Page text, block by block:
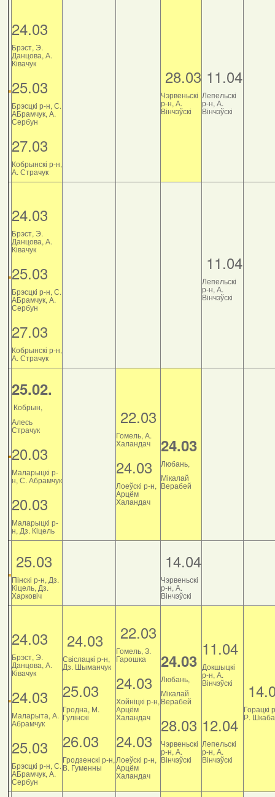
24.03
Брэст, Э.
Данцова, А.
Ківачук
25.03
Брэсцкі р-н, С.
АБрамчук, А.
Сербун
27.03
Кобрынскі р-н,
А. Страчук
28.03
Чэрвеньскі
р-н, А.
Вінчэўскі
11.04
Лепельскі
р-н, А.
Вінчэўскі
24.03
Брэст, Э.
Данцова, А.
Ківачук
25.03
Брэсцкі р-н, С.
АБрамчук, А.
Сербун
27.03
Кобрынскі р-н,
А. Страчук
11.04
Лепельскі
р-н, А.
Вінчэўскі
25.02.
Кобрын,
Алесь
Страчук
20.03
Маларыцкі р-
н, С. Абрамчук
20.03
Маларыцкі р-
н, Дз. Кіцель
22.03
Гомель, А.
Халандач
24.03
Лоеўскі р-н,
Арцём
Халандач
24.03
Любань,
Мікалай
Верабей
25.03
Пінскі р-н, Дз.
Кіцель, Дз.
Харковіч
14.04
Чэрвеньскі
р-н, А.
Вінчэўскі
24.03
Брэст, Э.
Данцова, А.
Ківачук
24.03
Маларыта, А.
Абрамчук
25.03
Брэсцкі р-н, С.
АБрамчук, А.
Сербун
24.03
Свіслацкі р-н,
Дз. Шыманчук
25.03
Гродна, М.
Гулінскі
26.03
Гродзенскі р-н,
В. Гуменны
22.03
Гомель, З.
Гарошка
24.03
Хойніцкі р-н,
Арцём
Халандач
24.03
Лоеўскі р-н,
Арцём
Халандач
24.03
Любань,
Мікалай
Верабей
28.03
Чэрвеньскі
р-н, А.
Вінчэўскі
11.04
Докшыцкі
р-н, А.
Вінчэўскі
12.04
Лепельскі
р-н, А.
Вінчэўскі
Горацкі
Р.